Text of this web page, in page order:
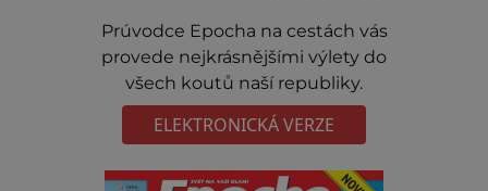
Prúvodce Epocha na cestách vás
provede nejkrásnějšími výlety do
všech koutů naší republiky.
ELEKTRONICKÁ VERZE